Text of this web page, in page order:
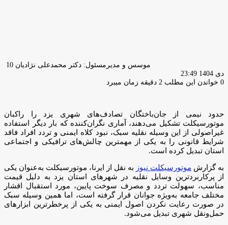
موسس و مدیرمسئول: دکتر محمدعلی نژادیان 10
دی 1404 23:49
0 خواندن این مطلب 2 دقیقه زمان میبرد
حدود نیمی از جان‌باختگان تصادف‌های شهری یزد را راکبان
موتورسیکلت تشکیل می‌دهند، آماری نگران‌کننده که بار دیگر استفاده
غیراصولی از این وسیله نقلیه سبک، نبود کلاه ایمنی و تردد افراد فاقد
شرایط قانونی را به یکی از مهمترین چالش‌های ترافیکی و اجتماعی
استان تبدیل کرده است.
به گزارش موتورسیکلت نیوز به نقل از ایرنا، موتورسیکلت به‌عنوان یکی
از پرکاربردترین وسایل نقلیه در شهرهای استان یزد به دلیل قیمت
مناسب، سهولت تردد و مصرف سوخت پایین، مورد استقبال اقشار
مختلف جامعه به‌ویژه جوانان قرار گرفته است، اما همین وسیله سبک
در صورت رعایت نکردن اصول ایمنی به یکی از پرخطرترین ابزارهای
حمل‌ونقل شهری تبدیل می‌شود.